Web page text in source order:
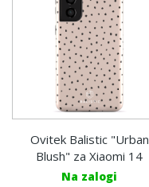
Ovitek Balistic "Urban
Blush" za Xiaomi 14
Na zalogi